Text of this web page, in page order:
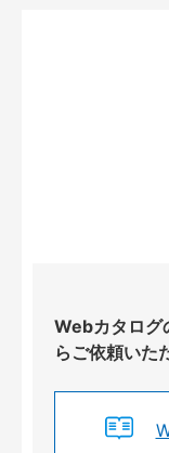
Webカタログ
らご依頼いた